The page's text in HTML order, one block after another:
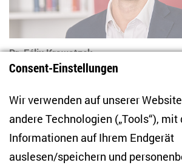
Dr. Félix Krawatzek
Leitung Forschungsschwerpunkt
Ombudsperson für die Wissenschaft
Consent-Einstellungen
Wir verwenden auf unserer
andere Technologien („Tools“),
Informationen auf Ihrem Endgerät
auslesen/speichern und